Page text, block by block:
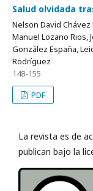
Salud olvidada
Nelson David
Manuel Lozano Rios,
González España,
Rodríguez
148-155
PDF
La revista es de
publican bajo la